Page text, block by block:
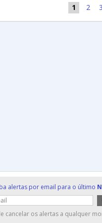
1 2 3
alertas por email para o último
cancelar os alertas a qualquer